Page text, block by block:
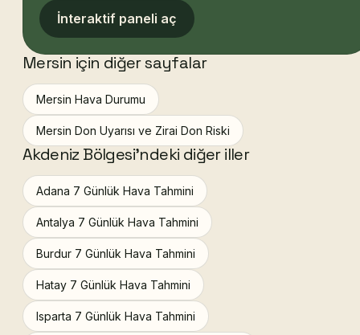
İnteraktif paneli aç
Mersin için diğer sayfalar
Mersin Hava Durumu
Mersin Don Uyarısı ve Zirai Don Riski
Akdeniz Bölgesi'ndeki diğer iller
Adana 7 Günlük Hava Tahmini
Antalya 7 Günlük Hava Tahmini
Burdur 7 Günlük Hava Tahmini
Hatay 7 Günlük Hava Tahmini
Isparta 7 Günlük Hava Tahmini